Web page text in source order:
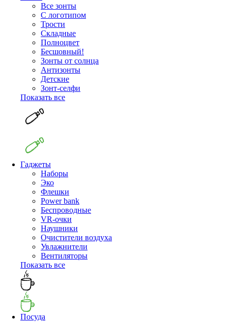
Все зонты
С логотипом
Трости
Складные
Полноцвет
Бесшовный!
Зонты от солнца
Антизонты
Детские
Зонт-селфи
Показать все
Гаджеты
Наборы
Эко
Флешки
Power bank
Беспроводные
VR-очки
Наушники
Очистители воздуха
Увлажнители
Вентиляторы
Показать все
Посуда